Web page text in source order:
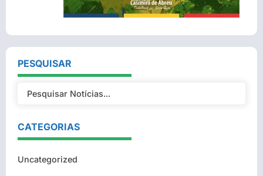
PESQUISAR
CATEGORIAS
Uncategorized